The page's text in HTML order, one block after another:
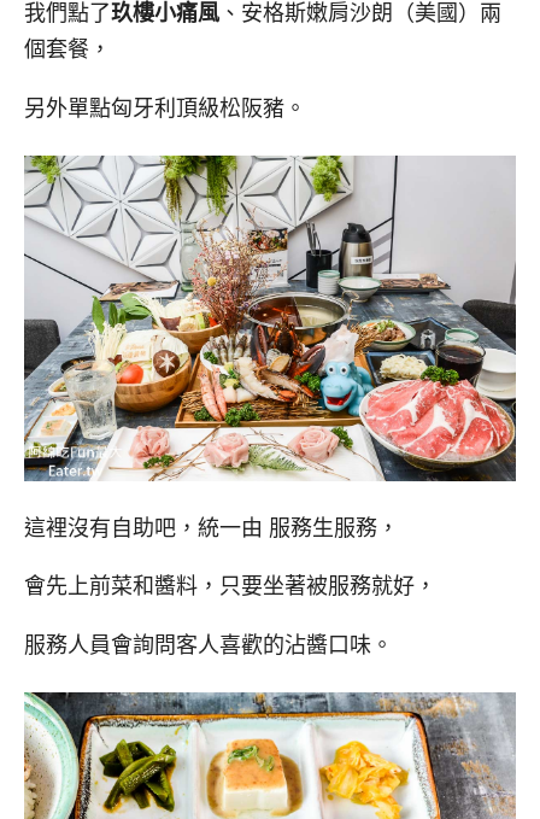
我們點了玖樓小痛風 、安格斯嫩肩沙朗（美國）兩
個套餐，
另外單點匈牙利頂級松阪豬。
這裡沒有自助吧，統一由 服務生服務，
會先上前菜和醬料，只要坐著被服務就好，
服務人員會詢問客人喜歡的沾醬口味。